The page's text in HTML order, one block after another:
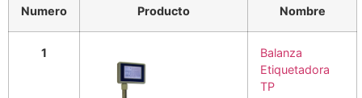
Numero Producto Nombre
1
Balanza
Etiquetadora
TP